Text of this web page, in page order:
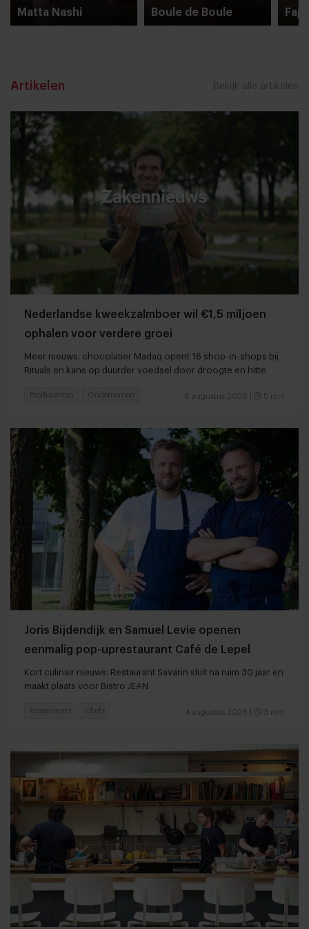
Matta Nashi Boule de Boule
Bekijk alle artikelen
Artikelen
Nederlandse kweekzalmboer wil €1,5 miljoen
ophalen voor verdere groei
Meer nieuws: chocolatier Madaq opent 16 shop-in-shops bij
Rituals en kans op duurder voedsel door droogte en hitte
6 augustus 2026 5 min
Producenten Ondernemen
Joris Bijdendijk en Samuel Levie openen
eenmalig pop-uprestaurant Café de Lepel
Kort culinair nieuws: Restaurant Savarin sluit na ruim 30 jaar en
maakt plaats voor Bistro JEAN
4 augustus 2026 3 min
Restaurants Chefs